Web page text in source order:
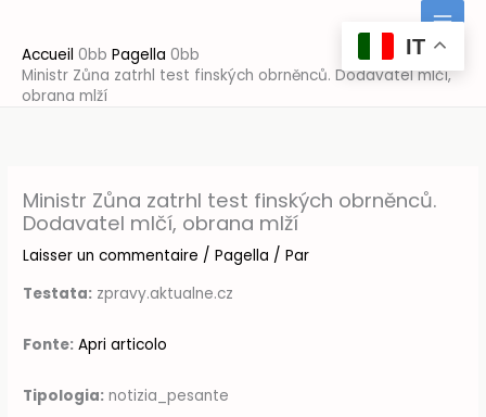
contenu
Accueil
Pagella
Ministr Zůna zatrhl test finských obrněnců. Dodavatel mlčí,
obrana mlží
Ministr Zůna zatrhl test finských obrněnců.
Dodavatel mlčí, obrana mlží
Laisser un commentaire /Pagella / Par
Testata: zpravy.aktualne.cz
Fonte: Apri articolo
Tipologia: notizia_pesante
IT